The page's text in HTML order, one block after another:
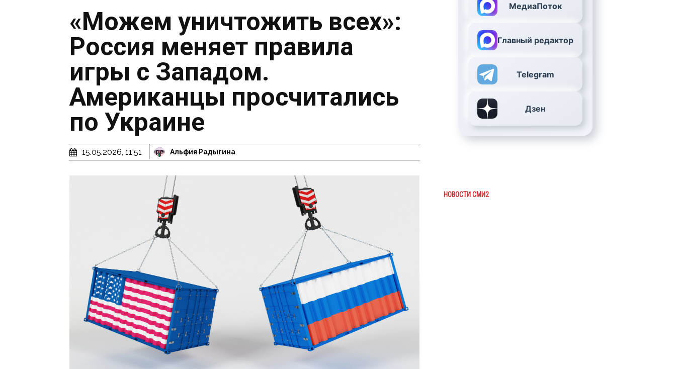
«Можем уничтожить всех»:
Россия меняет правила
игры с Западом.
Американцы просчитались
по Украине
15.05.2026, 11:51 Альфия Радыгина
МедиаПоток
Главный редактор
Telegram
Дзен
НОВОСТИ СМИ2